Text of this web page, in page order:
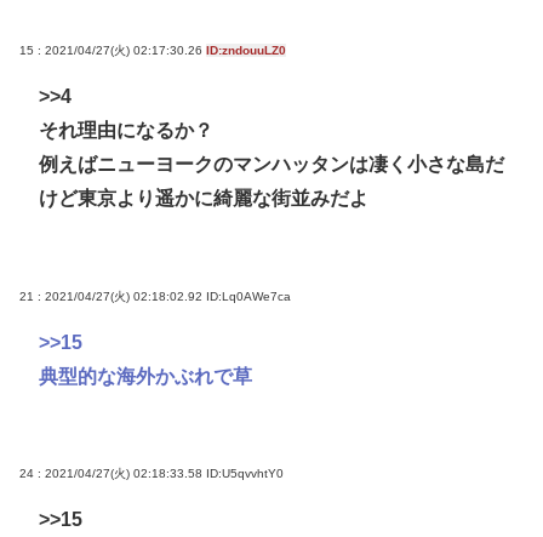
15 : 2021/04/27(火) 02:17:30.26 ID:zndouuLZ0
>>4
それ理由になるか？
例えばニューヨークのマンハッタンは凄く小さな島だ
けど東京より遥かに綺麗な街並みだよ
21 : 2021/04/27(火) 02:18:02.92 ID:Lq0AWe7ca
>>15
典型的な海外かぶれで草
24 : 2021/04/27(火) 02:18:33.58 ID:U5qvvhtY0
>>15